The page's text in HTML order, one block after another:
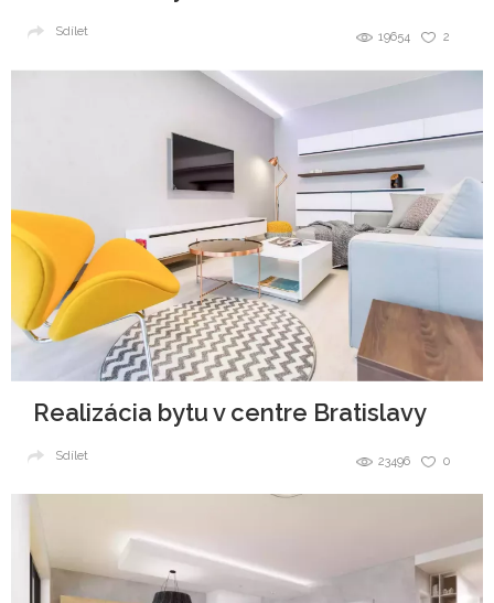
2
19654
Sdílet
Realizácia bytu v centre Bratislavy
0
23496
Sdílet